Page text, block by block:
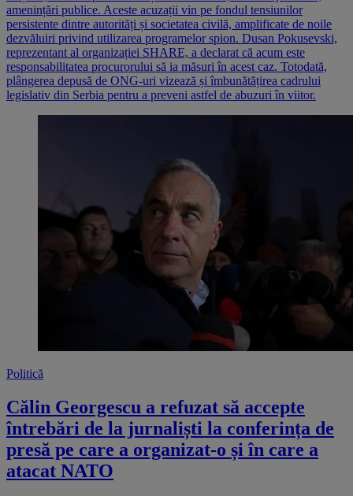
amenințări publice. Aceste acuzații vin pe fondul tensiunilor
persistente dintre autorități și societatea civilă, amplificate de noile
dezvăluiri privind utilizarea programelor spion. Dusan Pokusevski,
reprezentant al organizației SHARE, a declarat că acum este
responsabilitatea procurorului să ia măsuri în acest caz. Totodată,
plângerea depusă de ONG-uri vizează și îmbunătățirea cadrului
legislativ din Serbia pentru a preveni astfel de abuzuri în viitor.
Politică
Călin Georgescu a refuzat să accepte
întrebări de la jurnaliști la conferința de
presă pe care a organizat-o și în care a
atacat NATO